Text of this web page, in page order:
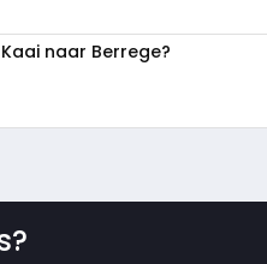
naar Berrege?